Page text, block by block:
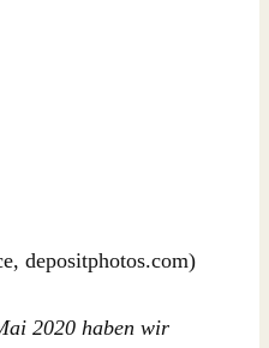
depositphotos.com)
2020 haben wir